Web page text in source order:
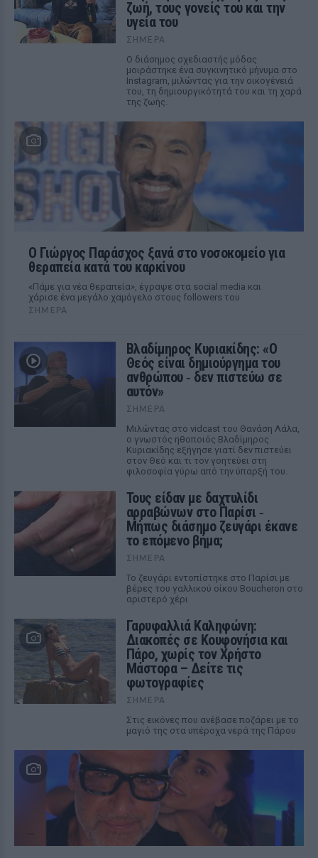
ζωή, τους γονείς του και την
υγεία του
ΣΉΜΕΡΑ
Ο διάσημος σχεδιαστής μόδας
μοιράστηκε ένα συγκινητικό μήνυμα στο
Instagram, μιλώντας για την οικογένειά
του, τη δημιουργικότητά του και τη χαρά
της ζωής.
O Γιώργος Παράσχος ξανά στο νοσοκομείο για
θεραπεία κατά του καρκίνου
«Πάμε για νέα θεραπεία», έγραψε στα social media και
χάρισε ένα μεγάλο χαμόγελο στους followers του
ΣΉΜΕΡΑ
Βλαδίμηρος Κυριακίδης: «Ο
Θεός είναι δημιούργημα του
ανθρώπου ‑ δεν πιστεύω σε
αυτόν»
ΣΉΜΕΡΑ
Μιλώντας στο vidcast του Θανάση Λάλα,
ο γνωστός ηθοποιός Βλαδίμηρος
Κυριακίδης εξήγησε γιατί δεν πιστεύει
στον Θεό και τι τον γοητεύει στη
φιλοσοφία γύρω από την ύπαρξή του.
Τους είδαν με δαχτυλίδι
αρραβώνων στο Παρίσι ‑
Μήπως διάσημο ζευγάρι έκανε
το επόμενο βήμα;
ΣΉΜΕΡΑ
Το ζευγάρι εντοπίστηκε στο Παρίσι με
βέρες του γαλλικού οίκου Boucheron στο
αριστερό χέρι
Γαρυφαλλιά Καληφώνη:
Διακοπές σε Κουφονήσια και
Πάρο, χωρίς τον Χρήστο
Μάστορα – Δείτε τις
φωτογραφίες
ΣΉΜΕΡΑ
Στις εικόνες που ανέβασε ποζάρει με το
μαγιό της στα υπέροχα νερά της Πάρου